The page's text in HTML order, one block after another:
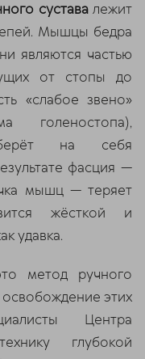
суставалежит
Мышцы бедра
являются частью
от стопы до
«слабое звено»
голеностопа),
берёт на себя
фасция —
мышц — теряет
жёсткой и
удавка.
метод ручного
этих
Центра
глубокой